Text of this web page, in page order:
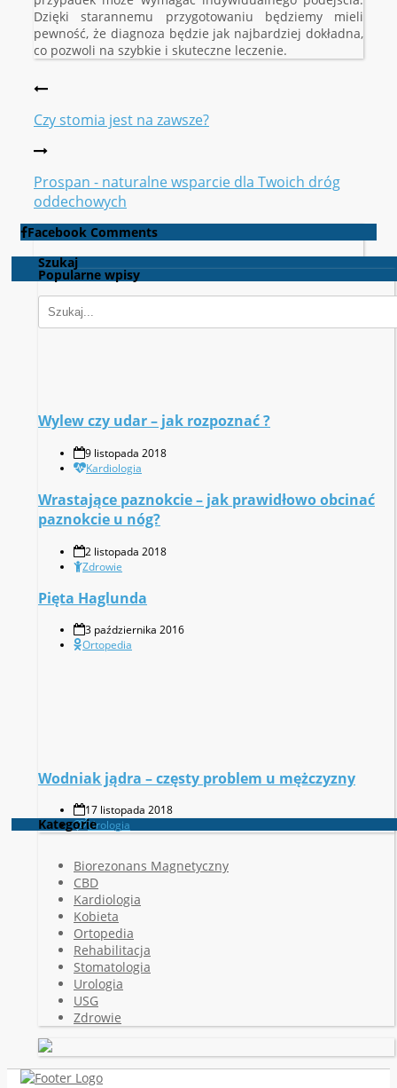
Dzięki starannemu przygotowaniu będziemy mieli
pewność, że diagnoza będzie jak najbardziej dokładna,
co pozwoli na szybkie i skuteczne leczenie.
Czy stomia jest na zawsze?
Prospan - naturalne wsparcie dla Twoich dróg
oddechowych
Facebook Comments
Szukaj
Popularne wpisy
Wylew czy udar – jak rozpoznać ?
9 listopada 2018
Kardiologia
Wrastające paznokcie – jak prawidłowo obcinać
paznokcie u nóg?
2 listopada 2018
Zdrowie
Pięta Haglunda
3 października 2016
Ortopedia
Wodniak jądra – częsty problem u mężczyzny
17 listopada 2018
Urologia
Kategorie
Biorezonans Magnetyczny
CBD
Kardiologia
Kobieta
Ortopedia
Rehabilitacja
Stomatologia
Urologia
USG
Zdrowie